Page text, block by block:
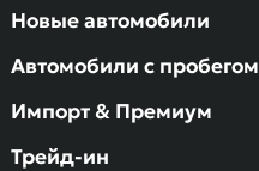
Новые автомобили
Автомобили с пробегом
Импорт & Премиум
Трейд-ин